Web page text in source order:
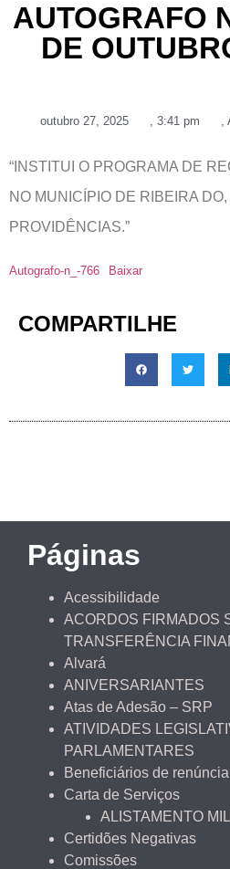
AUTOGRAFO
DE
outubro 27, 2025 , 3:41 pm ,
“INSTITUI O PROGRAMA DE
NO MUNICÍPIO DE RIBEIRA
PROVIDÊNCIAS.”
Autografo-n_-766 Baixar
COMPARTILHE
Páginas
Acessibilidade
ACORDOS FIRMADOS
TRANSFERÊNCIA
Alvará
ANIVERSARIANTES
Atas de Adesão – SRP
ATIVIDADES
PARLAMENTARES
Beneficiários de renúncia
Carta de Serviços
ALISTAMENTO
Certidões Negativas
Comissões